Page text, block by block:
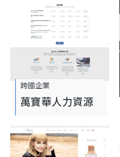
跨國企業
萬寶華人力資源